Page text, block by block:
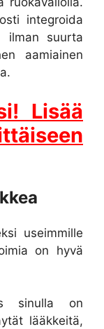
integroida
ilman suurta
aamiainen
Lisää
useimmille
on hyvä
sinulla on
lääkkeitä,